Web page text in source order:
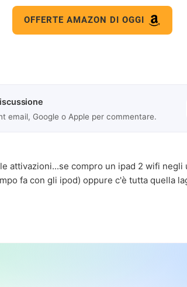
OFFERTE AMAZON DI OGGI
email, Google o Apple per commentare.
attivazioni...se compro un ipad 2 wifi
fa con gli ipod) oppure c'è tutta quella